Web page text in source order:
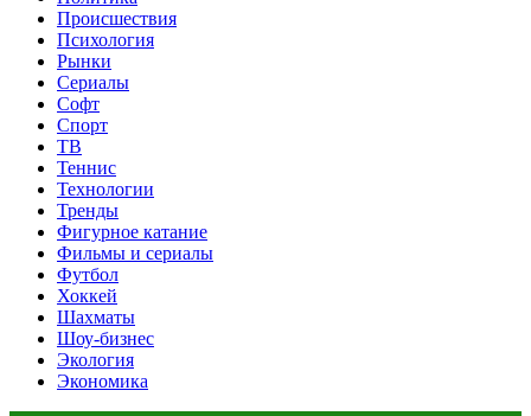
Происшествия
Психология
Рынки
Сериалы
Софт
Спорт
ТВ
Теннис
Технологии
Тренды
Фигурное катание
Фильмы и сериалы
Футбол
Хоккей
Шахматы
Шоу-бизнес
Экология
Экономика